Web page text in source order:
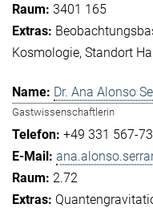
3401 165
Kosmologie Standort
Dr. Ana Alonso
Gastwissenschaftlerin
+49 331 567-
2.72